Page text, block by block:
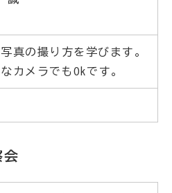
真の撮り方を学びます。
カメラでもOkです。
会